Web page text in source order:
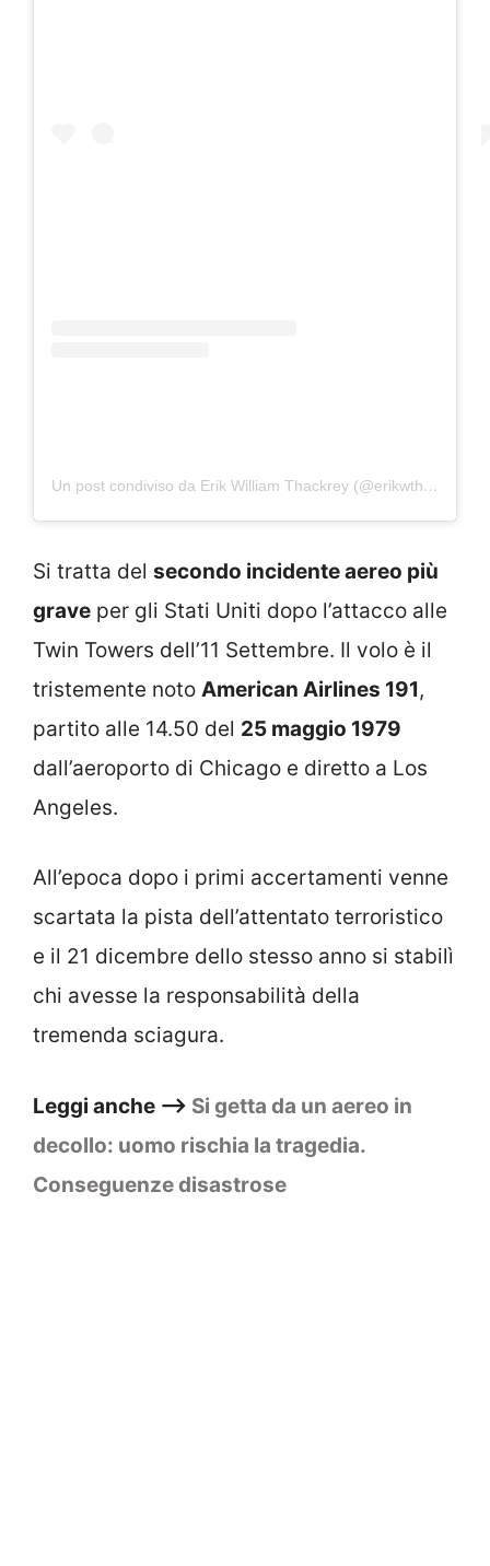
Un post condiviso da Erik William Thackrey (@erikwthackrey98)
Si tratta del secondo incidente aereo più
grave per gli Stati Uniti dopo l’attacco alle
Twin Towers dell’11 Settembre. Il volo è il
tristemente noto American Airlines 191,
partito alle 14.50 del 25 maggio 1979
dall’aeroporto di Chicago e diretto a Los
Angeles.
All’epoca dopo i primi accertamenti venne
scartata la pista dell’attentato terroristico
e il 21 dicembre dello stesso anno si stabilì
chi avesse la responsabilità della
tremenda sciagura.
Leggi anche –> Si getta da un aereo in
decollo: uomo rischia la tragedia.
Conseguenze disastrose